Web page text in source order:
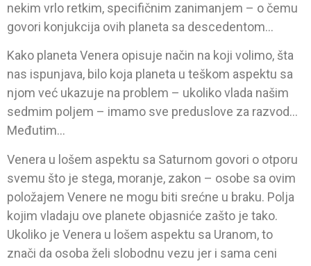
nekim vrlo retkim, specifičnim zanimanjem – o čemu
govori konjukcija ovih planeta sa descedentom…
Kako planeta Venera opisuje način na koji volimo, šta
nas ispunjava, bilo koja planeta u teškom aspektu sa
njom već ukazuje na problem – ukoliko vlada našim
sedmim poljem – imamo sve preduslove za razvod…
Međutim…
Venera u lošem aspektu sa Saturnom govori o otporu
svemu što je stega, moranje, zakon – osobe sa ovim
položajem Venere ne mogu biti srećne u braku. Polja
kojim vladaju ove planete objasniće zašto je tako.
Ukoliko je Venera u lošem aspektu sa Uranom, to
znači da osoba želi slobodnu vezu jer i sama ceni